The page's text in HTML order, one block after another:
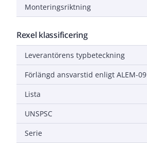
Monteringsriktning
Rexel klassificering
Leverantörens typbeteckning
Förlängd ansvarstid enligt ALEM-09
Lista
UNSPSC
Serie